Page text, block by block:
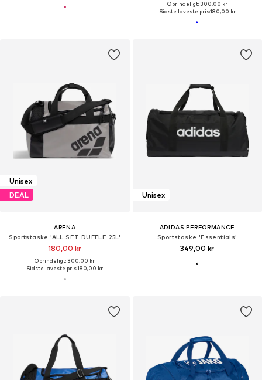
Oprindeligt: 300,00 kr
Sidste laveste pris:180,00 kr
Unisex
DEAL
ARENA
Sportstaske 'ALL SET DUFFLE 25L'
180,00 kr
Oprindeligt: 300,00 kr
Sidste laveste pris:180,00 kr
Unisex
ADIDAS PERFORMANCE
Sportstaske 'Essentials'
349,00 kr